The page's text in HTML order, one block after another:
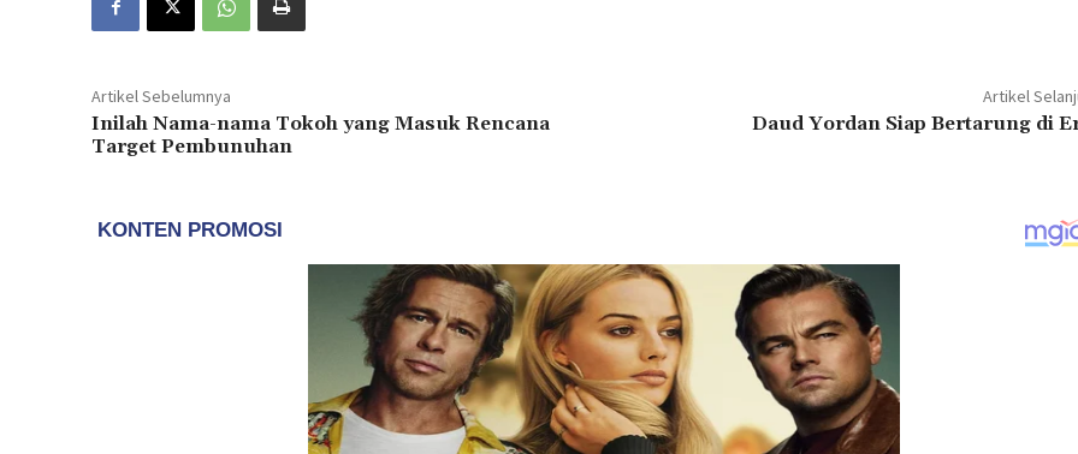
Artikel Sebelumnya
Inilah Nama-nama Tokoh yang Masuk Rencana
Target Pembunuhan
Artikel
Daud Yordan Siap Bertarung di